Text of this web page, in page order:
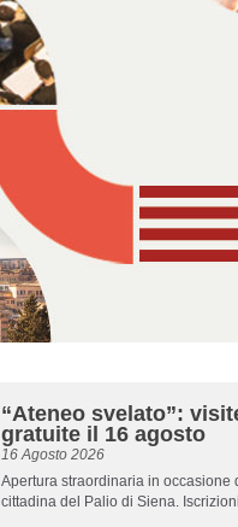
“Ateneo svelato”:
gratuite il 16 agosto
16 Agosto 2026
Apertura straordinaria in occasione
cittadina del Palio di Siena.